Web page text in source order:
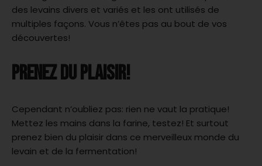
des levains divers et variés et les ont utilisés de
multiples façons. Vous n’êtes pas au bout de vos
découvertes!
PRENEZ DU PLAISIR!
Cependant n’oubliez pas: rien ne vaut la pratique!
Mettez les mains dans la farine, testez! Et surtout
prenez bien du plaisir dans ce merveilleux monde du
levain et de la fermentation!